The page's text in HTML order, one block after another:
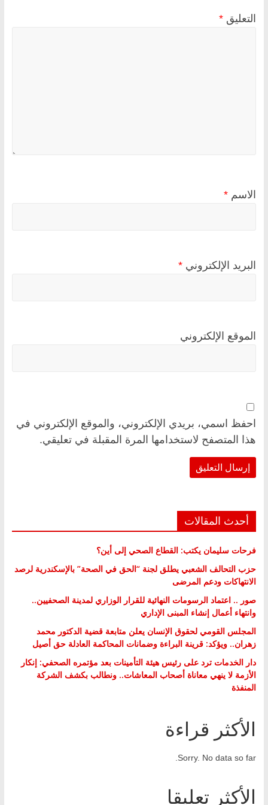
التعليق *
الاسم *
البريد الإلكتروني *
الموقع الإلكتروني
احفظ اسمي، بريدي الإلكتروني، والموقع الإلكتروني في
هذا المتصفح لاستخدامها المرة المقبلة في تعليقي.
أحدث المقالات
فرحات سليمان يكتب: القطاع الصحي إلى أين؟
حزب التحالف الشعبي يطلق لجنة “الحق في الصحة” بالإسكندرية لرصد
الانتهاكات ودعم المرضى
صور .. اعتماد الرسومات النهائية للقرار الوزاري لمدينة الصحفيين..
وانتهاء أعمال إنشاء المبنى الإداري
المجلس القومي لحقوق الإنسان يعلن متابعة قضية الدكتور محمد
زهران.. ويؤكد: قرينة البراءة وضمانات المحاكمة العادلة حق أصيل
دار الخدمات ترد على رئيس هيئة التأمينات بعد مؤتمره الصحفي: إنكار
الأزمة لا ينهي معاناة أصحاب المعاشات.. ونطالب بكشف الشركة
المنفذة
الأكثر قراءة
Sorry. No data so far.
الأكثر تعليقا